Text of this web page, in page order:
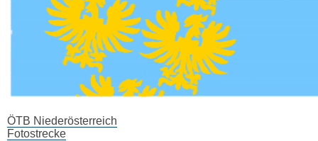
ÖTB Niederösterreich
Fotostrecke